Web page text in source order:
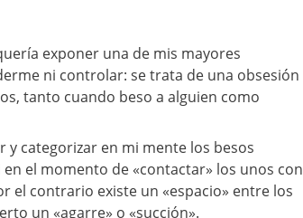
exponer una de mis mayores
ni controlar: se trata de una obsesión
tanto cuando beso a alguien como
y categorizar en mi mente los besos
el momento de «contactar» los unos con
el contrario existe un «espacio» entre los
un «agarre» o «succión».